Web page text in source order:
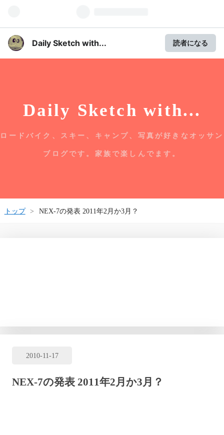
Daily Sketch with... 読者になる
Daily Sketch with...
ロードバイク、スキー、キャンプ、写真が好きなオッサン
ブログです。家族で楽しんでます。
トップ > NEX-7の発表 2011年2月か3月？
2010-11-17
NEX-7の発表 2011年2月か3月？